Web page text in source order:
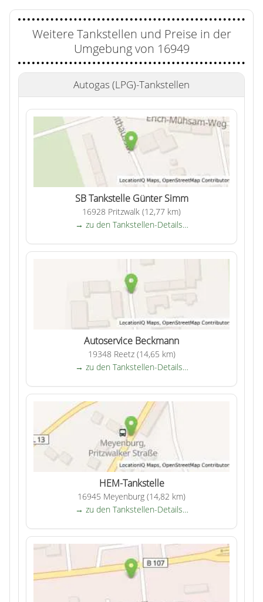
Weitere Tankstellen und Preise in der
Umgebung von 16949
Autogas (LPG)-Tankstellen
SB Tankstelle Günter Simm
16928 Pritzwalk (12,77 km)
→ zu den Tankstellen-Details…
Autoservice Beckmann
19348 Reetz (14,65 km)
→ zu den Tankstellen-Details…
HEM-Tankstelle
16945 Meyenburg (14,82 km)
→ zu den Tankstellen-Details…